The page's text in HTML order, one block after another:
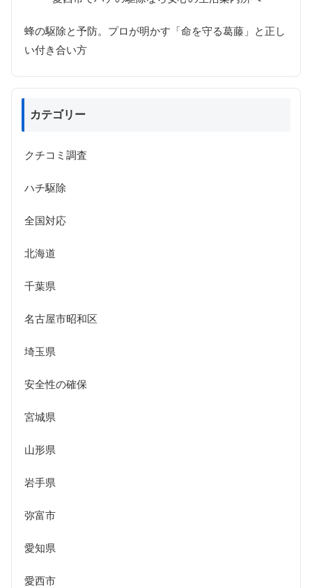
蜂の駆除と予防。プロが明かす「命を守る葛藤」と正し
い付き合い方
カテゴリー
クチコミ調査
ハチ駆除
全国対応
北海道
千葉県
名古屋市昭和区
埼玉県
安全性の確保
宮城県
山形県
岩手県
弥富市
愛知県
愛西市